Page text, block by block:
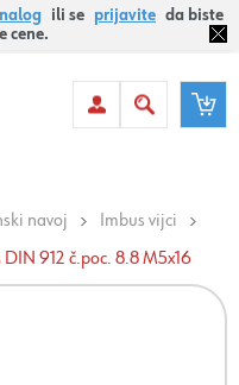
ili se prijavite da biste
cene.
navoj
Imbus vijci
912 č.poc. 8.8 M5x16